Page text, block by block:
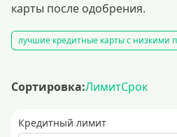
карты после одобрения.
лучшие кредитные карты с низкими
Сортировка:ЛимитСрок
Кредитный лимит